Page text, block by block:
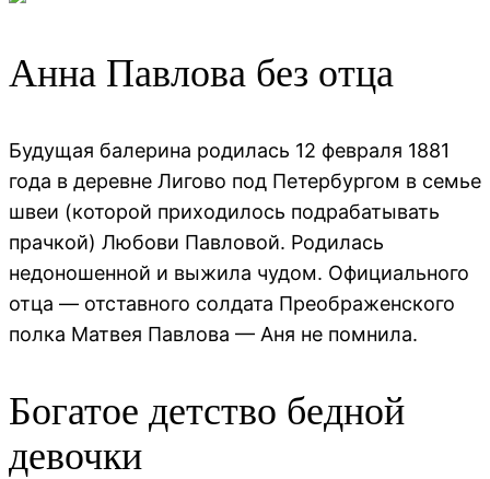
Анна Павлова без отца
Будущая балерина родилась 12 февраля 1881
года в деревне Лигово под Петербургом в семье
швеи (которой приходилось подрабатывать
прачкой) Любови Павловой. Родилась
недоношенной и выжила чудом. Официального
отца — отставного солдата Преображенского
полка Матвея Павлова — Аня не помнила.
Богатое детство бедной
девочки